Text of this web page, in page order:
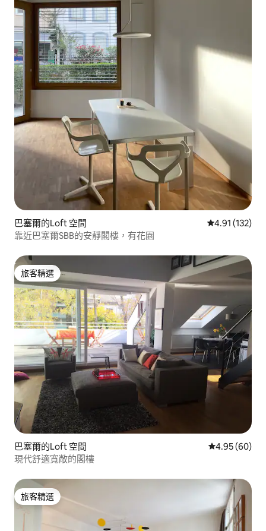
巴塞爾的Loft 空間 從 132 則評價
4.91 (132)
靠近巴塞爾SBB的安靜閣樓，有花園
旅客精選
旅客精選
巴塞爾的Loft 空間 從 60 則評價
4.95 (60)
現代舒適寬敞的閣樓
旅客精選
旅客精選